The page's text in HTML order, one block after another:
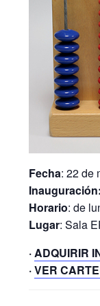
Fecha: 22 de
Horario: de
Lugar: Sala
· ADQUIRIR
·VER